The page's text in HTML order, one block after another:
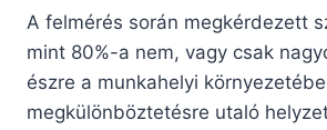
A felmérés során megkérdezett
mint 80%-a nem, vagy csak
észre a munkahelyi
megkülönböztetésre utaló